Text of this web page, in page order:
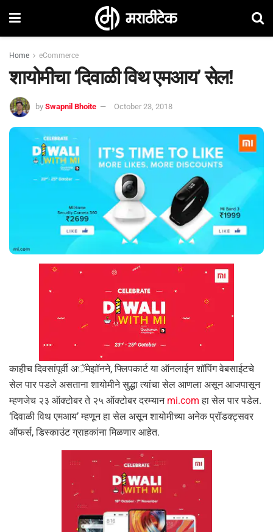
Home eCommerce
शायोमीचा ‘दिवाळी विथ एमआय’ सेल!
by Swapnil Bhoite October 23, 2018
काहीच दिवसांपूर्वी अॅमेझॉनने, फ्लिपकार्ट या ऑनलाईन शॉपिंग वेबसाईटचे
सेल पार पडले असताना शायोमीने सुद्धा त्यांचा सेल आणला असून आजपासून
म्हणजेच २३ ऑक्टोबर ते २५ ऑक्टोबर दरम्यान mi.com हा सेल पार पडेल.
‘दिवाळी विथ एमआय’ म्हणून हा सेल असून शायोमीच्या अनेक प्रॉडक्ट्सवर
ऑफर्स, डिस्काउंट ग्राहकांना मिळणार आहेत.